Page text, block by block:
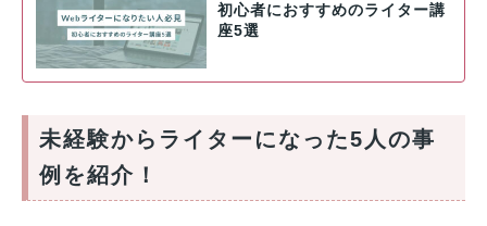
初心者におすすめのライター講
座5選
未経験からライターになった5人の事
例を紹介！